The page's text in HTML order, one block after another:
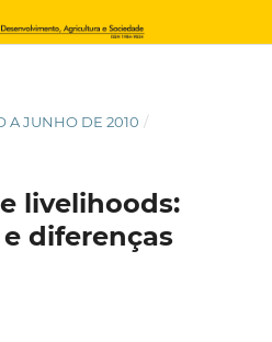
A JUNHO DE 2010 /
livelihoods:
diferenças